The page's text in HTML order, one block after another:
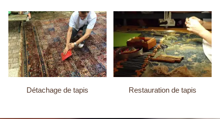
Détachage de tapis Restauration de tapis